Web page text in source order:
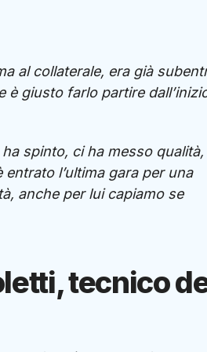
al collaterale, era già
è giusto farlo partire
spinto, ci ha messo qualità,
l’ultima gara per una
anche per lui capiamo se
tecnico